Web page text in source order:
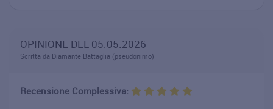
OPINIONE DEL 05.05.2026
Scritta da Diamante Battaglia (pseudonimo)
Recensione Complessiva: